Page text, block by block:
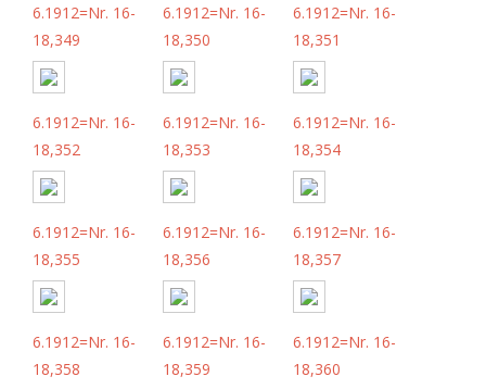
6.1912=Nr. 16-
18,349
6.1912=Nr. 16-
18,350
6.1912=Nr. 16-
18,351
6.1912=Nr. 16-
18,352
6.1912=Nr. 16-
18,353
6.1912=Nr. 16-
18,354
6.1912=Nr. 16-
18,355
6.1912=Nr. 16-
18,356
6.1912=Nr. 16-
18,357
6.1912=Nr. 16-
18,358
6.1912=Nr. 16-
18,359
6.1912=Nr. 16-
18,360